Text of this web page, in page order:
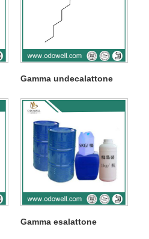
Gamma undecalattone
Gamma esalattone